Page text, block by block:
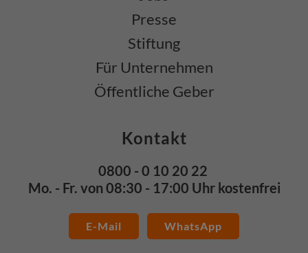
Presse
Stiftung
Für Unternehmen
Öffentliche Geber
Kontakt
0800 - 0 10 20 22
Mo. - Fr. von 08:30 - 17:00 Uhr kostenfrei
E-Mail WhatsApp